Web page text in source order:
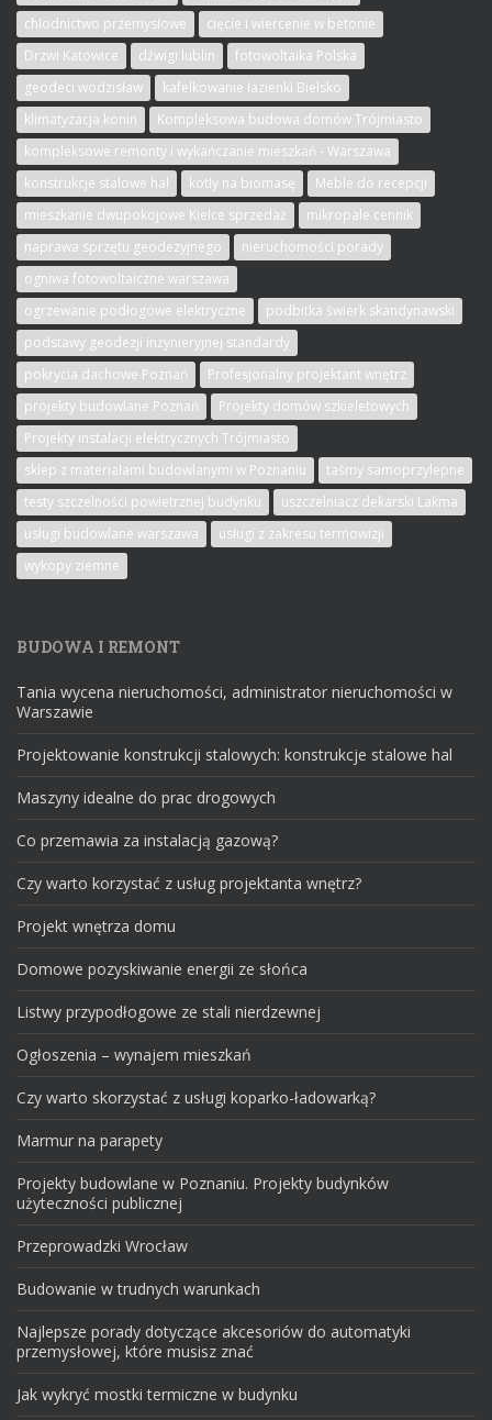
chłodnictwo przemysłowe
cięcie i wiercenie w betonie
Drzwi Katowice
dźwigi lublin
fotowoltaika Polska
geodeci wodzisław
kafelkowanie łazienki Bielsko
klimatyzacja konin
Kompleksowa budowa domów Trójmiasto
kompleksowe remonty i wykańczanie mieszkań - Warszawa
konstrukcje stalowe hal
kotły na biomasę
Meble do recepcji
mieszkanie dwupokojowe Kielce sprzedaż
mikropale cennik
naprawa sprzętu geodezyjnego
nieruchomości porady
ogniwa fotowoltaiczne warszawa
ogrzewanie podłogowe elektryczne
podbitka świerk skandynawski
podstawy geodezji inżynieryjnej standardy
pokrycia dachowe Poznań
Profesjonalny projektant wnętrz
projekty budowlane Poznań
Projekty domów szkieletowych
Projekty instalacji elektrycznych Trójmiasto
sklep z materiałami budowlanymi w Poznaniu
taśmy samoprzylepne
testy szczelności powietrznej budynku
uszczelniacz dekarski Lakma
usługi budowlane warszawa
usługi z zakresu termowizji
wykopy ziemne
BUDOWA I REMONT
Tania wycena nieruchomości, administrator nieruchomości w
Warszawie
Projektowanie konstrukcji stalowych: konstrukcje stalowe hal
Maszyny idealne do prac drogowych
Co przemawia za instalacją gazową?
Czy warto korzystać z usług projektanta wnętrz?
Projekt wnętrza domu
Domowe pozyskiwanie energii ze słońca
Listwy przypodłogowe ze stali nierdzewnej
Ogłoszenia – wynajem mieszkań
Czy warto skorzystać z usługi koparko-ładowarką?
Marmur na parapety
Projekty budowlane w Poznaniu. Projekty budynków
użyteczności publicznej
Przeprowadzki Wrocław
Budowanie w trudnych warunkach
Najlepsze porady dotyczące akcesoriów do automatyki
przemysłowej, które musisz znać
Jak wykryć mostki termiczne w budynku